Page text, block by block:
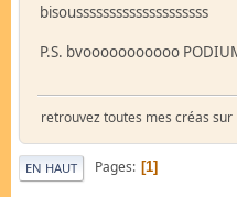
bisoussssssssssssssssssss
P.S. bvooooooooooo
retrouvez toutes mes créas sur
EN HAUT Pages 1